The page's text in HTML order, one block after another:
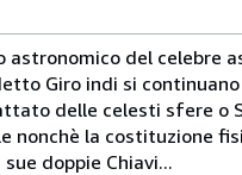
del celebre
Giro indi si
delle celesti sfere o
nonchè la costituzione
doppie Chiavi...